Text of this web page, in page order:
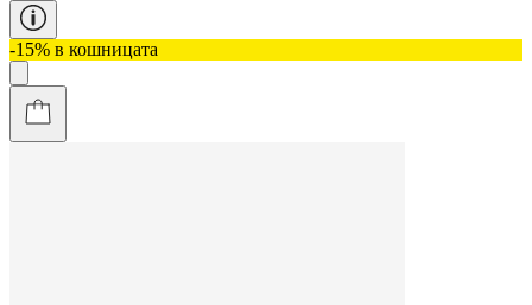
-15% в кошницата